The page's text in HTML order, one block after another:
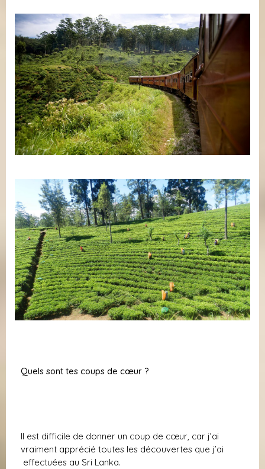
Quels sont tes coups de cœur ?
Il est difficile de donner un coup de cœur, car j’ai
vraiment apprécié toutes les découvertes que j’ai
effectuées au Sri Lanka.